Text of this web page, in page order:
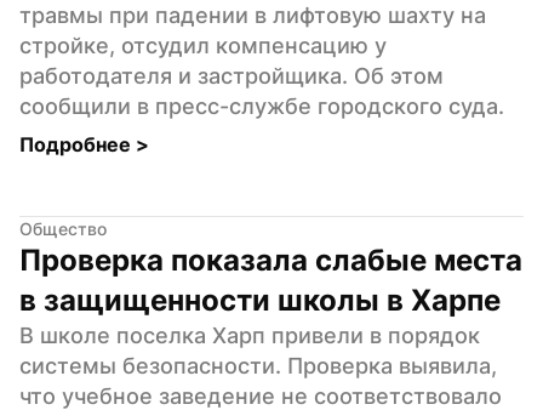
травмы при падении в лифтовую шахту на
стройке, отсудил компенсацию у
работодателя и застройщика. Об этом
сообщили в пресс-службе городского суда.
Подробнее >
Общество
Проверка показала слабые места
в защищенности школы в Харпе
В школе поселка Харп привели в порядок
системы безопасности. Проверка выявила,
что учебное заведение не соответствовало